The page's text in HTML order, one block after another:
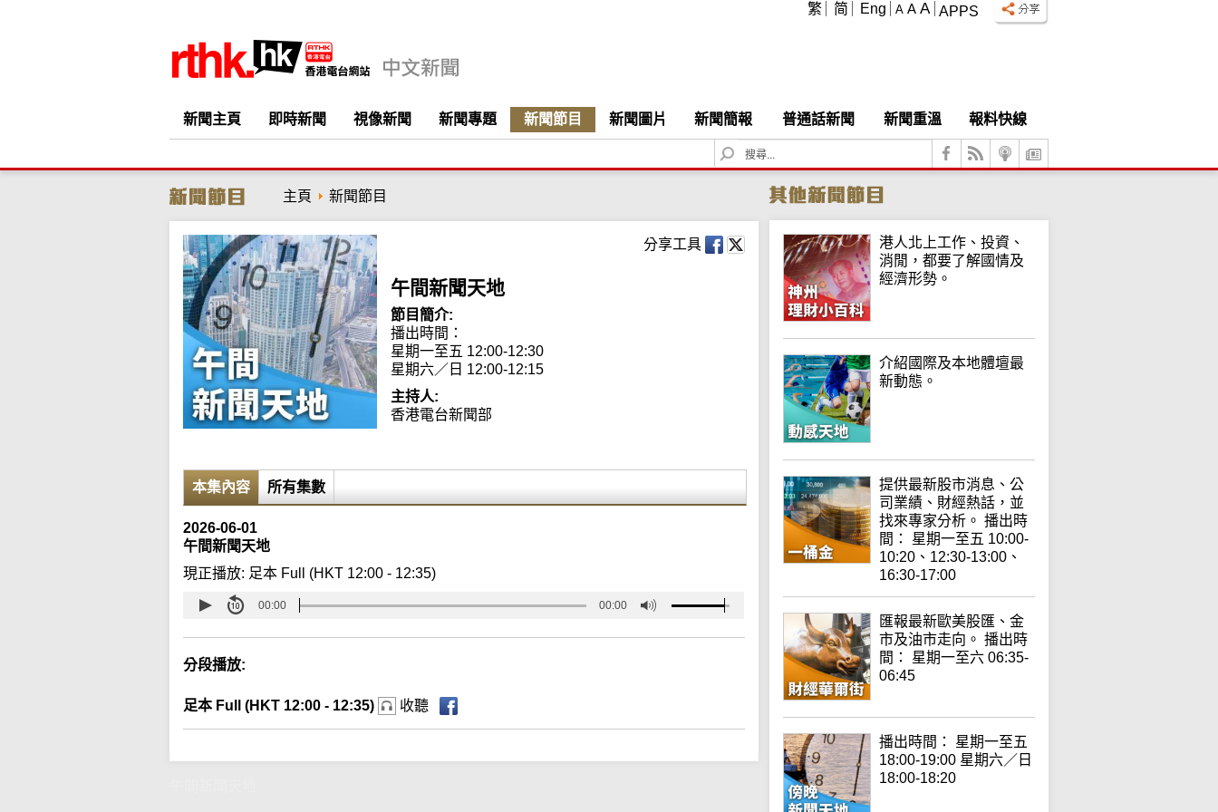
APPS
A A A
繁 简 Eng
新聞主頁 即時新聞 視像新聞 新聞專題 新聞節目 新聞圖片 新聞簡報 普通話新聞 新聞重溫
報料快線
S
e
c
h
主頁 新聞節目
分享工具
午間新聞天地
節目簡介:
播出時間：
星期一至五 12:00-12:30
星期六／日 12:00-12:15
主持人:
香港電台新聞部
本集內容 所有集數
2026-06-01
午間新聞天地
現正播放: 足本 Full (HKT 12:00 - 12:35)
00:00 00:00
分段播放:
足本 Full (HKT 12:00 - 12:35) 收聽
港人北上工作、投資、
消閒，都要了解國情及
經濟形勢。
介紹國際及本地體壇最
新動態。
提供最新股市消息、公
司業績、財經熱話，並
找來專家分析。 播出時
間： 星期一至五 10:00-
10:20、12:30-13:00、
16:30-17:00
匯報最新歐美股匯、金
市及油市走向。 播出時
間： 星期一至六 06:35-
06:45
播出時間： 星期一至五
18:00-19:00 星期六／日
18:00-18:20